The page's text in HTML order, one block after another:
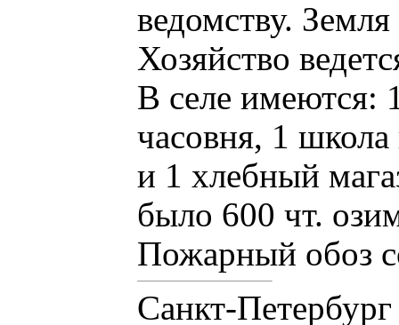
ведомству.
Хозяйство
В селе имеются:
часовня, 1
и 1 хлебный
было 600 чт.
Пожарный обоз
Санкт-Петербург